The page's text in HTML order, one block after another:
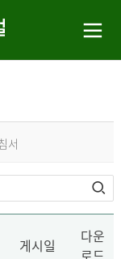
서
게시일
다운
로드